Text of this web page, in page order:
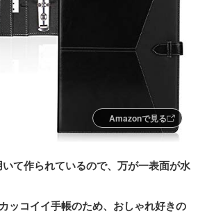
Amazonで見る
て作られているので、万が一表面が水
ッコイイ手帳のため、おしゃれ好きの